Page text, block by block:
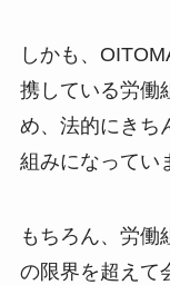
しかも、
携している労働
め、法的にきち
組みになってい
もちろん、労働
の限界を超えて